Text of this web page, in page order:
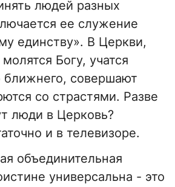
людей разных
ее служение
единству». В Церкви,
Богу, учатся
ближнего, совершают
со страстями. Разве
люди в Церковь?
и в телевизоре.
объединительная
универсальна - это